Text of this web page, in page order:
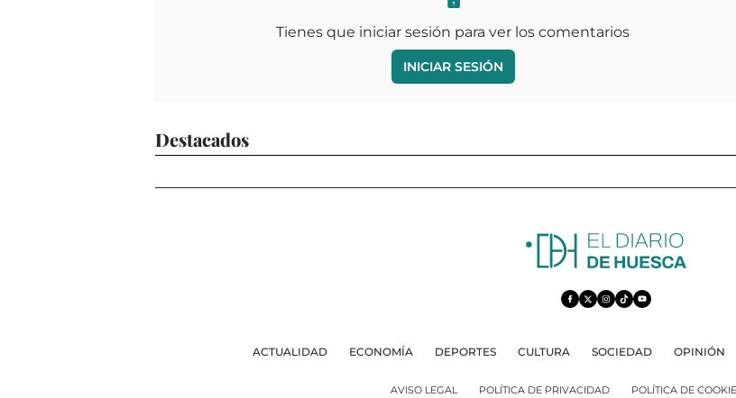
Tienes que iniciar sesión para ver los comentarios
INICIAR SESIÓN
Destacados
ACTUALIDAD ECONOMÍA DEPORTES CULTURA SOCIEDAD OPINIÓN
AVISO LEGAL POLÍTICA DE PRIVACIDAD POLÍTICA DE